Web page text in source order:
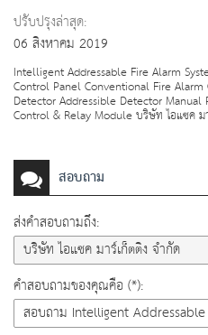
ปรับปรุงล่าสุด:
06 สิงหาคม 2019
Intelligent Addressable Fire Alarm
Control Panel Conventional Fire
Detector Addressible Detector
Control & Relay Module บริษัท ไอแซค ม
สอบถาม
ส่งคำสอบถามถึง:
คำสอบถามของคุณคือ (*):